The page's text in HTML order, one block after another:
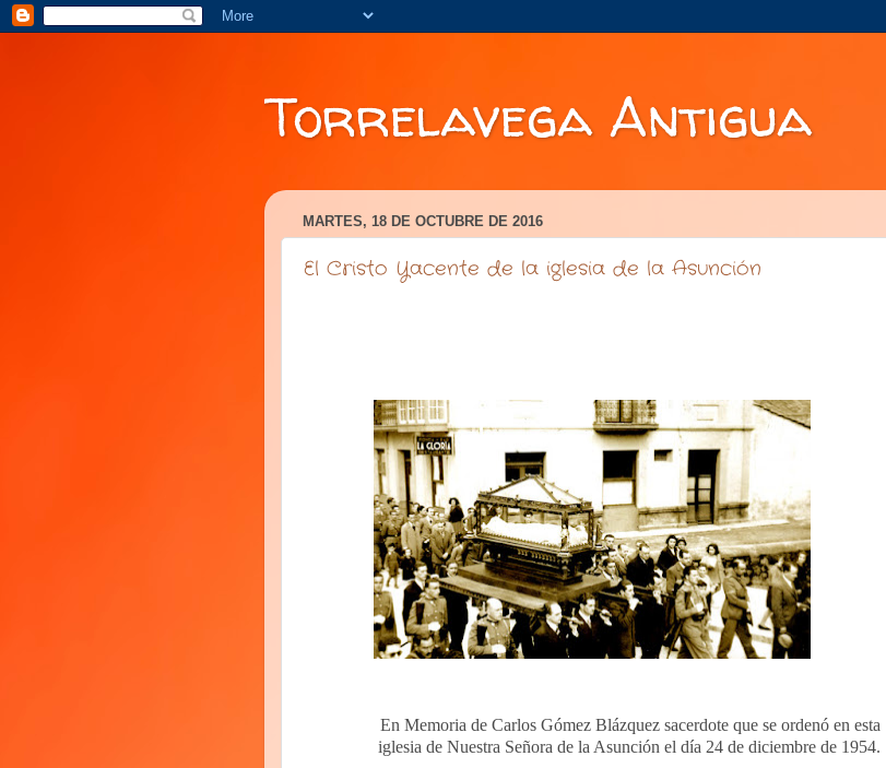
Torrelavega Antigua
MARTES, 18 DE OCTUBRE DE 2016
El Cristo Yacente de la iglesia de la Asunción
En Memoria de Carlos Gómez Blázquez sacerdote que se ordenó en esta
iglesia de Nuestra Señora de la Asunción el día 24 de diciembre de 1954.